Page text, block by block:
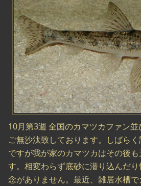
10月第3週 全国のカマツカファン並
ご無沙汰致しております。しばら
ですが我が家のカマツカはその後
す。相変わらず底砂に潜り込んだ
念がありません。最近、雑居水槽